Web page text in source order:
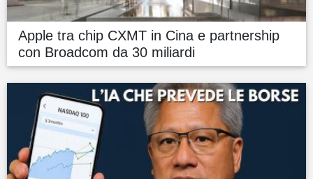
Apple tra chip CXMT in Cina e partnership
con Broadcom da 30 miliardi